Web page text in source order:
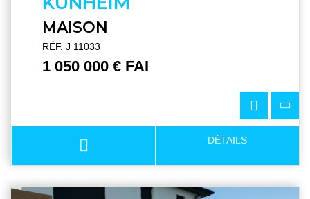
MAISON
RÉF. J 11033
1 050 000 € FAI
DÉTAILS